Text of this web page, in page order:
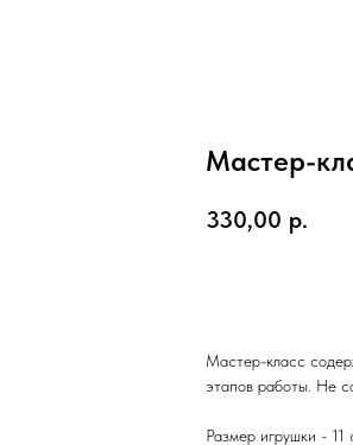
Мастер-
330,00 р.
Мастер-класс
этапов работы. Не
Размер игрушки - 11